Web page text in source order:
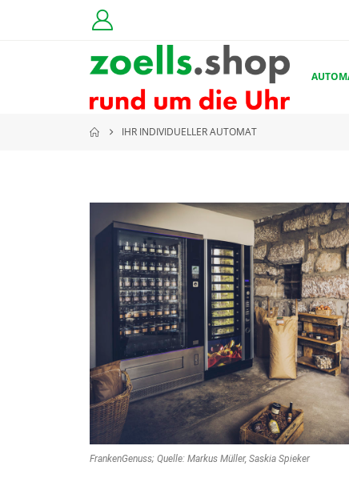
IHR INDIVIDUELLER AUTOMAT
FrankenGenuss; Quelle: Markus Müller, Saskia Spieker